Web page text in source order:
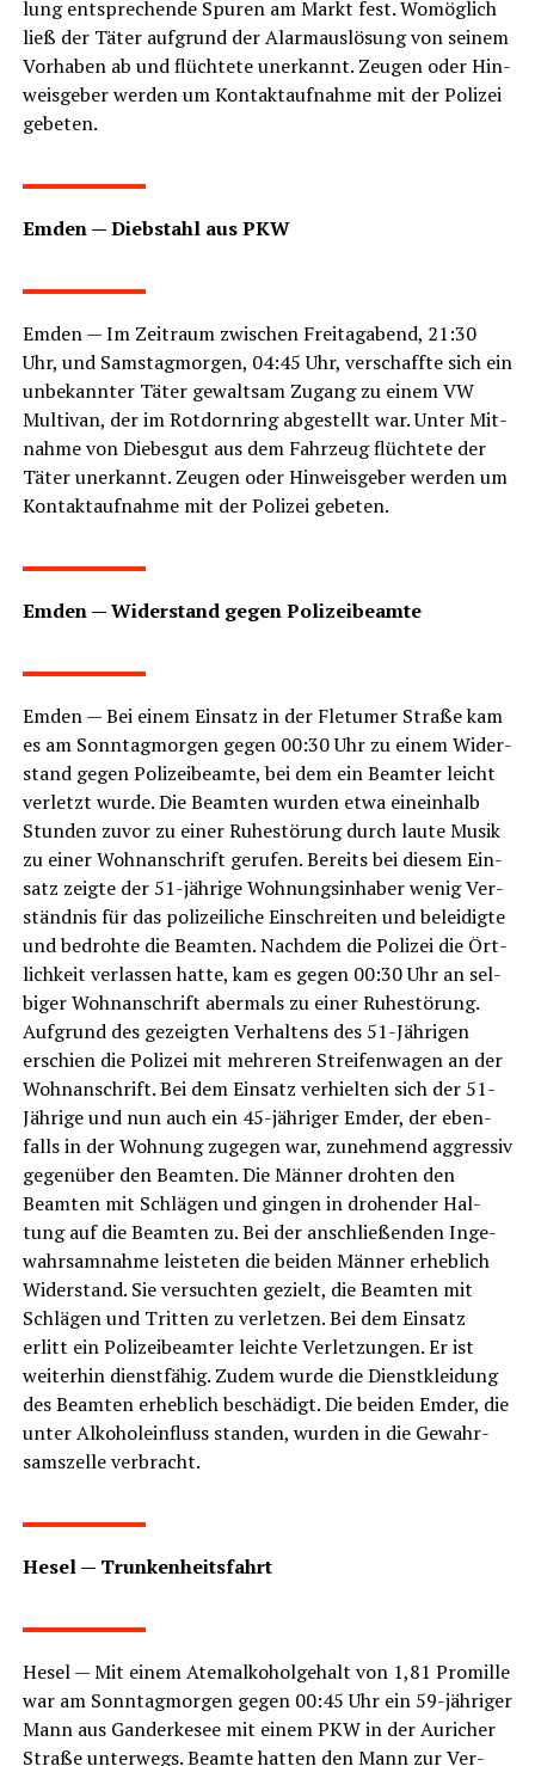
lung ent­spre­chen­de Spu­ren am Markt fest. Womög­lich
ließ der Täter auf­grund der Alarm­aus­lö­sung von sei­nem
Vor­ha­ben ab und flüch­te­te uner­kannt. Zeu­gen oder Hin­
weis­ge­ber wer­den um Kon­takt­auf­nah­me mit der Poli­zei
gebeten.
Emden — Dieb­stahl aus PKW
Emden — Im Zeit­raum zwi­schen Frei­tag­abend, 21:30
Uhr, und Sams­tag­mor­gen, 04:45 Uhr, ver­schaff­te sich ein
unbe­kann­ter Täter gewalt­sam Zugang zu einem VW
Mul­ti­van, der im Rot­dorn­ring abge­stellt war. Unter Mit­
nah­me von Die­bes­gut aus dem Fahr­zeug flüch­te­te der
Täter uner­kannt. Zeu­gen oder Hin­weis­ge­ber wer­den um
Kon­takt­auf­nah­me mit der Poli­zei gebeten.
Emden — Wider­stand gegen Polizeibeamte
Emden — Bei einem Ein­satz in der Fle­tu­mer Stra­ße kam
es am Sonn­tag­mor­gen gegen 00:30 Uhr zu einem Wider­
stand gegen Poli­zei­be­am­te, bei dem ein Beam­ter leicht
ver­letzt wur­de. Die Beam­ten wur­den etwa ein­ein­halb
Stun­den zuvor zu einer Ruhe­stö­rung durch lau­te Musik
zu einer Wohn­an­schrift geru­fen. Bereits bei die­sem Ein­
satz zeig­te der 51-jäh­ri­ge Woh­nungs­in­ha­ber wenig Ver­
ständ­nis für das poli­zei­li­che Ein­schrei­ten und belei­dig­te
und bedroh­te die Beam­ten. Nach­dem die Poli­zei die Ört­
lich­keit ver­las­sen hat­te, kam es gegen 00:30 Uhr an sel­
bi­ger Wohn­an­schrift aber­mals zu einer Ruhe­stö­rung.
Auf­grund des gezeig­ten Ver­hal­tens des 51-Jäh­ri­gen
erschien die Poli­zei mit meh­re­ren Strei­fen­wa­gen an der
Wohn­an­schrift. Bei dem Ein­satz ver­hiel­ten sich der 51-
Jäh­ri­ge und nun auch ein 45-jäh­ri­ger Emder, der eben­
falls in der Woh­nung zuge­gen war, zuneh­mend aggres­siv
gegen­über den Beam­ten. Die Män­ner droh­ten den
Beam­ten mit Schlä­gen und gin­gen in dro­hen­der Hal­
tung auf die Beam­ten zu. Bei der anschlie­ßen­den Inge­
wahrs­am­nah­me leis­te­ten die bei­den Män­ner erheb­lich
Wider­stand. Sie ver­such­ten gezielt, die Beam­ten mit
Schlä­gen und Trit­ten zu ver­let­zen. Bei dem Ein­satz
erlitt ein Poli­zei­be­am­ter leich­te Ver­let­zun­gen. Er ist
wei­ter­hin dienst­fä­hig. Zudem wur­de die Dienst­klei­dung
des Beam­ten erheb­lich beschä­digt. Die bei­den Emder, die
unter Alko­hol­ein­fluss stan­den, wur­den in die Gewahr­
sams­zel­le verbracht.
Hesel — Trunkenheitsfahrt
Hesel — Mit einem Atem­al­ko­hol­ge­halt von 1,81 Pro­mil­le
war am Sonn­tag­mor­gen gegen 00:45 Uhr ein 59-jäh­ri­ger
Mann aus Gan­der­ke­see mit einem PKW in der Auricher
Stra­ße unter­wegs. Beam­te hat­ten den Mann zur Ver­